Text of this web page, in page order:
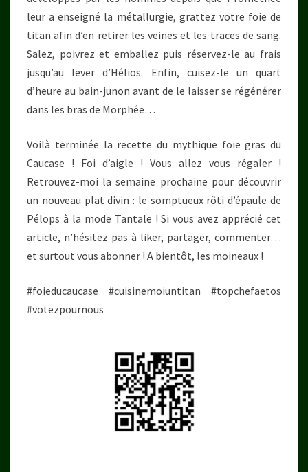
leur a enseigné la métallurgie, grattez votre foie de
titan afin d’en retirer les veines et les traces de sang.
Salez, poivrez et emballez puis réservez-le au frais
jusqu’au lever d’Hélios. Enfin, cuisez-le un quart
d’heure au bain-junon avant de le laisser se régénérer
dans les bras de Morphée…
Voilà terminée la recette du mythique foie gras du
Caucase ! Foi d’aigle ! Vous allez vous régaler !
Retrouvez-moi la semaine prochaine pour découvrir
un nouveau plat divin : le somptueux rôti d’épaule de
Pélops à la mode Tantale ! Si vous avez apprécié cet
article, n’hésitez pas à liker, partager, commenter…
et surtout vous abonner ! A bientôt, les moineaux !
#foieducaucase #cuisinemoiuntitan #topchefaetos
#votezpournous